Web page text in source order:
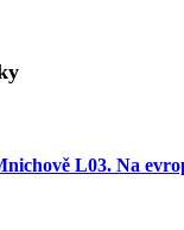
L03. Na